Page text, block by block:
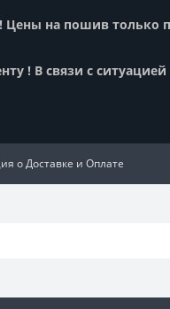
на пошив только
! В связи с ситуацией
о Доставке и Оплате